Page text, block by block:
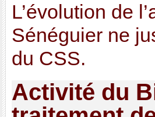
L’évolution de
Sénéguier ne
du CSS.
Activité du